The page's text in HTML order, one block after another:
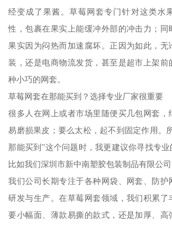
经变成了果酱。草莓网套专门针对这类水
性，包裹在果实上能缓冲外部的冲击力；同
果实因为闷热而加速腐坏。正因为如此，无
装，还是电商物流发货，甚至是超市上架前
种小巧的网套。
草莓网套在那能买到？选择专业厂家很重要
很多人在网上或者市场里随便买几包网套，
易磨损果皮；要么太松，起不到固定作用。
那能买到”这个问题时，我更建议你寻找专业
比如我们深圳市新中南塑胶包装制品有限公司
我们公司长期专注于各种网袋、网套、防护
研发与生产。在草莓网套领域，我们积累了
要小幅面、薄款易撕的款式，还是加厚、高